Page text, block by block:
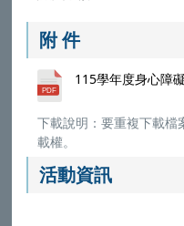
附 件
115學年度身心障
下載說明：要重複下載檔
載權。
活動資訊